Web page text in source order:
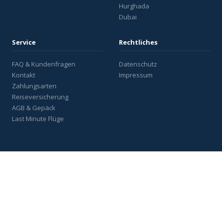
Hurghada
Dubai
Service
FAQ & Kundenfragen
Kontakt
Zahlungsarten
Reiseversicherung
AGB & Gepäck
Last Minute Flüge
Rechtliches
Datenschutz
Impressum